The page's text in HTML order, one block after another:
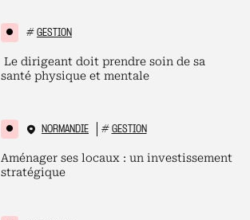
# GESTION
Le dirigeant doit prendre soin de sa
santé physique et mentale
NORMANDIE # GESTION
Aménager ses locaux : un investissement
stratégique